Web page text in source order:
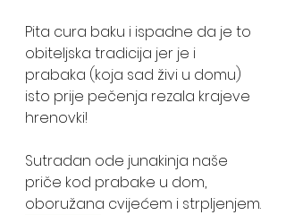
Pita cura baku i ispadne da je to
obiteljska tradicija jer je i
prabaka (koja sad živi u domu)
isto prije pečenja rezala krajeve
hrenovki!
Sutradan ode junakinja naše
priče kod prabake u dom,
oboružana cvijećem i strpljenjem.